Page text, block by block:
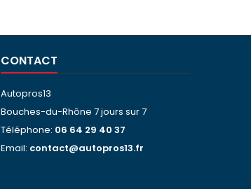
CONTACT
Autopros13
Bouches-du-Rhône 7 jours sur 7
Téléphone: 06 64 29 40 37
Email: contact@autopros13.fr